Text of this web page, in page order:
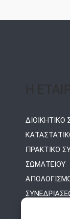
ΔΙΟΙΚΗΤΙΚΟ
ΠΡΑΚΤΙΚΟ
ΣΩΜΑΤΕΙΟΥ